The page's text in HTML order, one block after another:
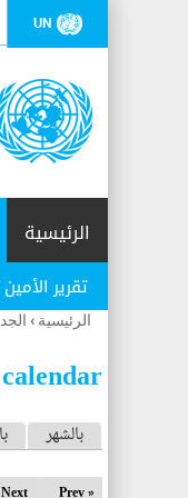
UN
الرئيسية
تقرير
أنت
هنا
الرئيسية ›
ا
ل
بالشهر